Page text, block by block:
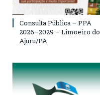
Consulta Pública – PPA
2026–2029 – Limoeiro do
Ajuru/PA